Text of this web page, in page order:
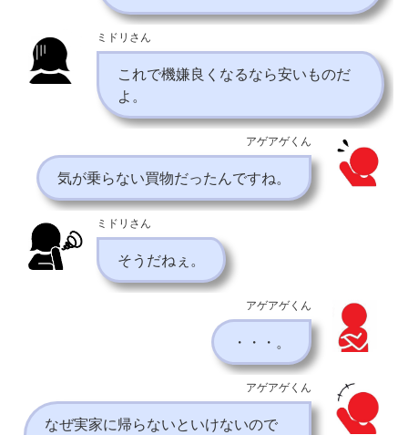
ミドリさん
これで機嫌良くなるなら安いものだ
よ。
アゲアゲくん
気が乗らない買物だったんですね。
ミドリさん
そうだねぇ。
アゲアゲくん
・・・。
アゲアゲくん
なぜ実家に帰らないといけないので